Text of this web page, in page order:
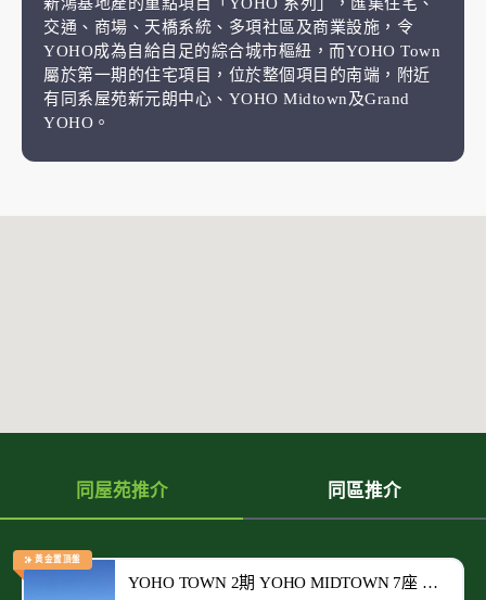
交通、商場、天橋系統、多項社區及商業設施，令
YOHO成為自給自足的綜合城市樞紐，而YOHO Town
屬於第一期的住宅項目，位於整個項目的南端，附近
有同系屋苑新元朗中心、YOHO Midtown及Grand
YOHO。
同屋苑推介 同區推介
黃金置頂盤
YOHO TOWN 2期 YOHO MIDTOWN 7座 極高層 D室